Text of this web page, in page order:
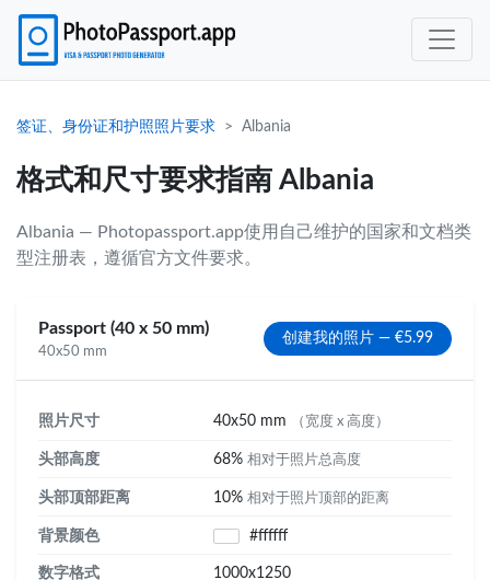
签证、身份证和护照照片要求 Albania
格式和尺寸要求指南 Albania
Albania — Photopassport.app使用自己维护的国家和文档类
型注册表，遵循官方文件要求。
Passport (40 x 50 mm)
40x50 mm
创建我的照片 — €5.99
照片尺寸 40x50 mm （宽度 x 高度）
头部高度 68% 相对于照片总高度
头部顶部距离 10% 相对于照片顶部的距离
背景颜色 #ffffff
数字格式 1000x1250